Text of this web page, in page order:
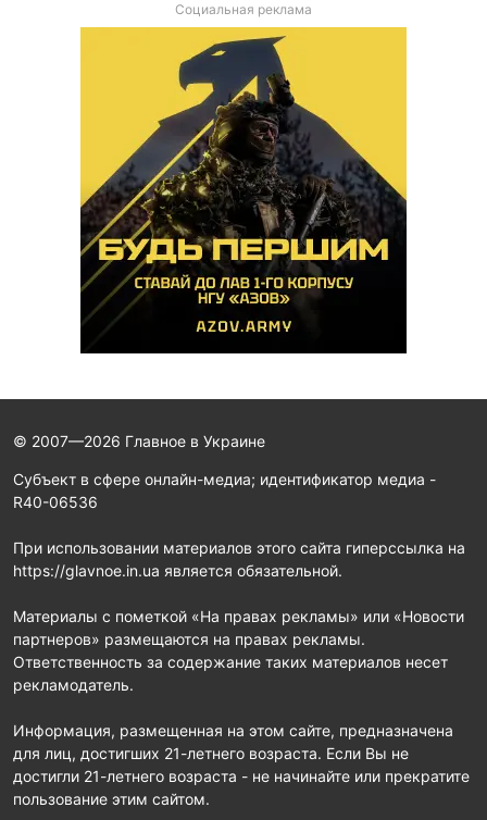
Социальная реклама
© 2007—2026 Главное в Украине
Субъект в сфере онлайн-медиа; идентификатор медиа -
R40-06536
При использовании материалов этого сайта гиперссылка на
https://glavnoe.in.ua является обязательной.
Материалы с пометкой «На правах рекламы» или «Новости
партнеров» размещаются на правах рекламы.
Ответственность за содержание таких материалов несет
рекламодатель.
Информация, размещенная на этом сайте, предназначена
для лиц, достигших 21-летнего возраста. Если Вы не
достигли 21-летнего возраста - не начинайте или прекратите
пользование этим сайтом.